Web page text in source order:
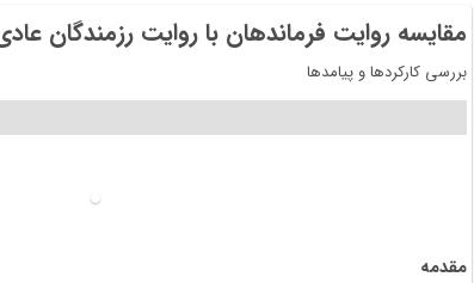
مقایسه روایت فرماندهان با روایت رزمندگان
بررسی کارکردها و پیامدها
مقدمه